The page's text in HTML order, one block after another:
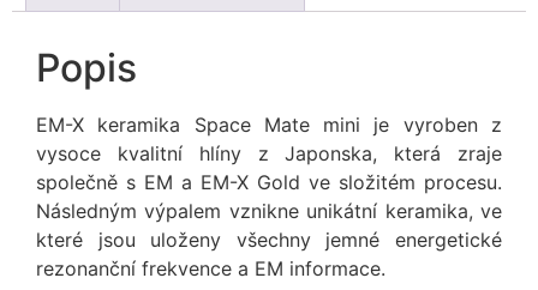
Popis
EM-X keramika Space Mate mini je vyroben z
vysoce kvalitní hlíny z Japonska, která zraje
společně s EM a EM-X Gold ve složitém procesu.
Následným výpalem vznikne unikátní keramika, ve
které jsou uloženy všechny jemné energetické
rezonanční frekvence a EM informace.